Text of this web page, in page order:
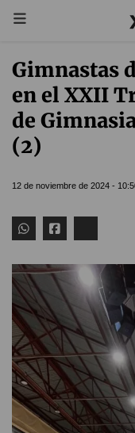
Gimnastas
en el XXII
de
(2)
12 de noviembre de 2024 -